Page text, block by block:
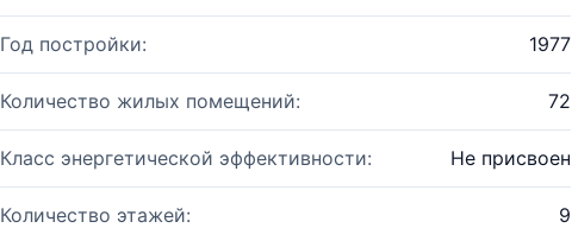
Год постройки: 1977
Количество жилых помещений: 72
Класс энергетической эффективности: Не присвоен
Количество этажей: 9